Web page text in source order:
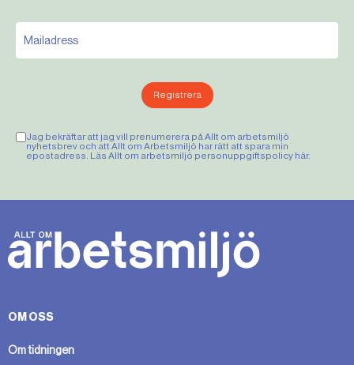
Registrera
Jag bekräftar att jag vill prenumerera på Allt om arbetsmiljö
nyhetsbrev och att Allt om Arbetsmiljö har rätt att spara min
epostadress. Läs Allt om arbetsmiljö personuppgiftspolicy här.
OM OSS
Om tidningen